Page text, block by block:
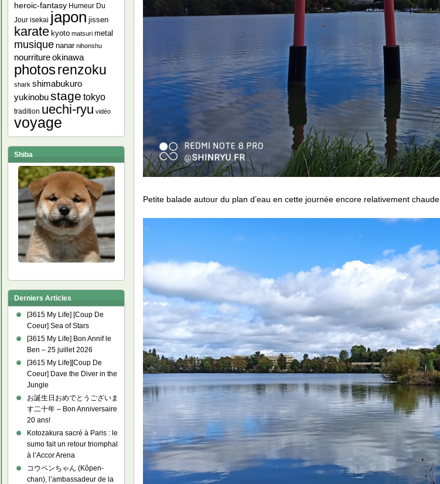
Petite balade autour du plan d’eau en cette journée encore relativement chaude.
heroic-fantasy Humeur Du
Jour isekai japon jissen
karate kyoto matsuri metal
musique nanar nihonshu
nourriture okinawa
photosrenzoku
shark shimabukuro
yukinobu stage tokyo
tradition uechi-ryu vidéo
voyage
Shiba
Derniers Articles
[3615 My Life] [Coup De
Coeur] Sea of Stars
[3615 My Life] Bon Annif le
Ben – 25 juillet 2026
[3615 My Life][Coup De
Coeur] Dave the Diver in the
Jungle
お誕生日おめでとうございま
す二十年 – Bon Anniversaire
20 ans!
Kotozakura sacré à Paris : le
sumo fait un retour triomphal
à l’Accor Arena
コウペンちゃん (Kôpen-
chan), l’ambassadeur de la